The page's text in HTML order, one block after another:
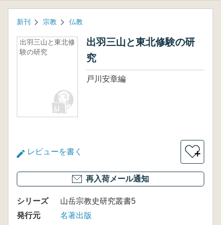
新刊 宗教 仏教
出羽三山と東北修
験の研究
出羽三山と東北修験の研
究
戸川安章編
レビューを書く ＋
再入荷メール通知
シリーズ
山岳宗教史研究叢書5
発行元
名著出版